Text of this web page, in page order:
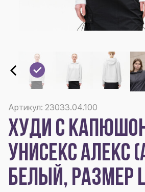
Артикул: 23033.04.100
ХУДИ С
УНИСЕКС АЛЕКС
БЕЛЫЙ, РАЗМЕР L